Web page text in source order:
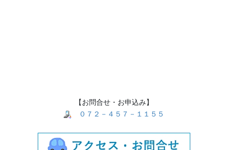
【お問合せ・お申込み】
０７２－４５７－１１５５